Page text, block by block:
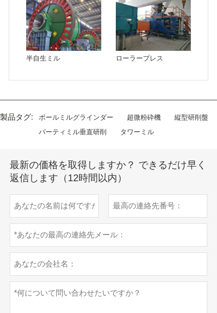
半自生ミル ローラープレス
製品タグ: ボールミルグラインダー 超微粉砕機
縦型研削盤
バーティミル垂直研削
タワーミル
最新の価格を取得しますか？ できるだけ早く
返信します（12時間以内）